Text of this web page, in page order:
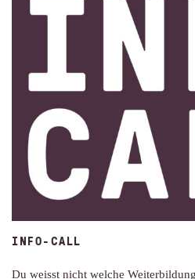
INFO-CALL
Du weisst nicht welche